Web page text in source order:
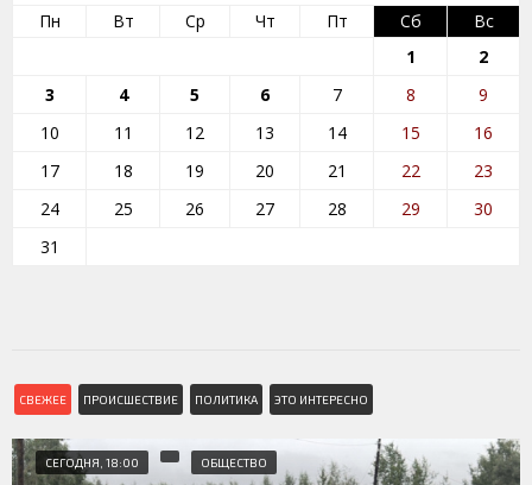
Пн
Вт Ср Чт Пт Сб
Вс
1
2
3
4 5 6 7 8
9
10
11 12 13 14 15
16
17
18 19 20 21 22
23
24
25 26 27 28 29
30
31
СВЕЖЕЕ ПРОИСШЕСТВИЕ ПОЛИТИКА ЭТО ИНТЕРЕСНО
СЕГОДНЯ, 18:00 ОБЩЕСТВО